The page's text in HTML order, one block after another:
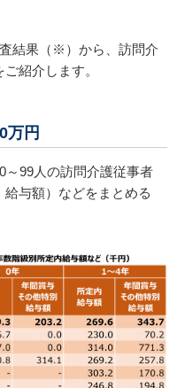
結果（※）から、訪問介
紹介します。
万円
99人の訪問介護従事者
給与額）などをまとめる